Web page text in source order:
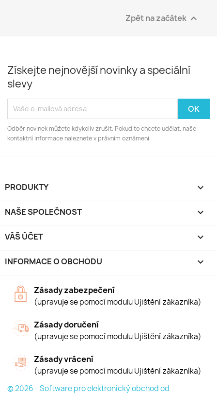
Zpět na začátek 
Získejte nejnovější novinky a speciální
slevy
Odběr novinek můžete kdykoliv zrušit. Pokud to chcete udělat, naše
kontaktní informace naleznete v právním oznámení.
PRODUKTY 
NAŠE SPOLEČNOST 
VÁŠ ÚČET 
INFORMACE O OBCHODU keyboard_arrow_down
Zásady zabezpečení
(upravuje se pomocí modulu Ujištění zákazníka)
Zásady doručení
(upravuje se pomocí modulu Ujištění zákazníka)
Zásady vrácení
(upravuje se pomocí modulu Ujištění zákazníka)
© 2026 - Software pro elektronický obchod od